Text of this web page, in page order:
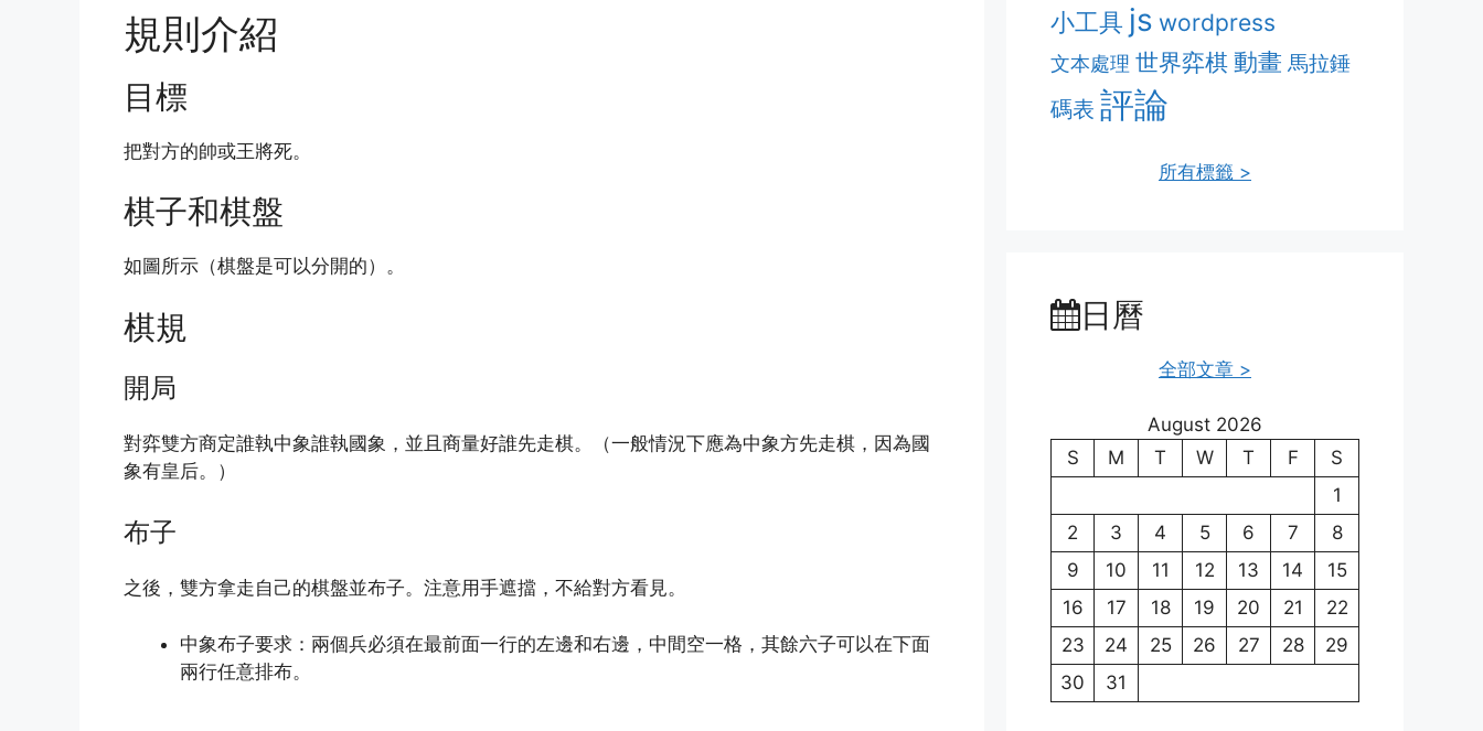
規則介紹
目標
把對方的帥或王將死。
棋子和棋盤
如圖所示（棋盤是可以分開的）。
棋規
開局
對弈雙方商定誰執中象誰執國象，並且商量好誰先走棋。（一般情況下應為中象方先走棋，因為國
象有皇后。）
布子
之後，雙方拿走自己的棋盤並布子。注意用手遮擋，不給對方看見。
中象布子要求：兩個兵必須在最前面一行的左邊和右邊，中間空一格，其餘六子可以在下面
兩行任意排布。
小工具 js wordpress
文本處理 世界弈棋 動畫 馬拉錘
碼表 評論
所有標籤 >
日曆
全部文章 >
August 2026
S
M T W T F
S
1
2
3 4 5 6 7
8
9
10 11 12 13 14
15
16
17 18 19 20 21
22
23
24 25 26 27 28
29
30
31